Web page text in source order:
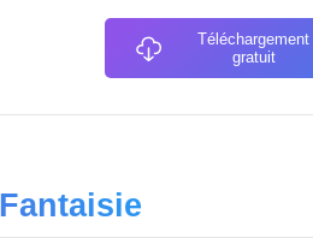
Téléchargement
gratuit